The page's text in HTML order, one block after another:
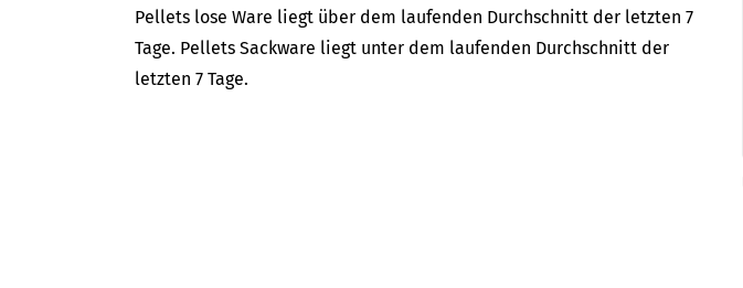
Pellets lose Ware liegt über dem laufenden Durchschnitt der letzten 7
Tage. Pellets Sackware liegt unter dem laufenden Durchschnitt der
letzten 7 Tage.